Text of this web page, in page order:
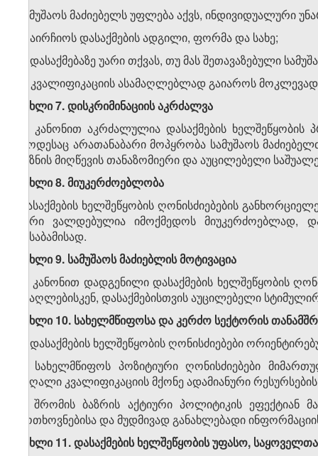
სამუშაოს მაძიებელს უფლება აქვს, ინდივიდუალური
ა) აირჩიოს დასაქმების ადგილი, ფორმა და სახე;
ბ) დასაქმებაზე უარი თქვას, თუ მას შეთავაზებული
გ) კვალიფიკაციის ასამაღლებლად გაიაროს
მუხლი 7. დისკრიმინაციის აკრძალვა
ამ კანონით აკრძალულია დასაქმების
როდესაც არათანაბარი მოპყრობა სამუშაოს
მიზნის მიღწევის თანაზომიერი და აუცილებელი
მუხლი 8. მიუკერძოებლობა
დასაქმების ხელშეწყობის ღონისძიებების
პირი ვალდებულია იმოქმედოს
შესაბამისად.
მუხლი 9. სამუშაოს მაძიებლის მოტივაცია
ამ კანონით დადგენილი დასაქმების ხელშეწყობის
ამაღლებისკენ, დასაქმებისთვის აუცილებელი
მუხლი 10. სახელმწიფოსა და კერძო სექტორის
1. დასაქმების ხელშეწყობის ღონისძიებები
2. სახელმწიფოს პოზიტიური ღონისძიებები
მაღალი კვალიფიკაციის მქონე ადამიანური
3. შრომის ბაზრის აქტიური პოლიტიკის
მოთხოვნებისა და მუდმივად განახლებადი
მუხლი 11. დასაქმების ხელშეწყობის უფასო,